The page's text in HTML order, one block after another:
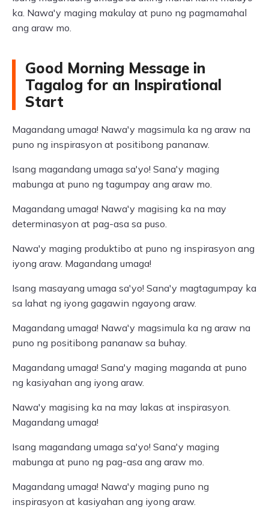
ka. Nawa'y maging makulay at puno ng pagmamahal
ang araw mo.
Good Morning Message in
Tagalog for an Inspirational
Start
Magandang umaga! Nawa'y magsimula ka ng araw na
puno ng inspirasyon at positibong pananaw.
Isang magandang umaga sa'yo! Sana'y maging
mabunga at puno ng tagumpay ang araw mo.
Magandang umaga! Nawa'y magising ka na may
determinasyon at pag-asa sa puso.
Nawa'y maging produktibo at puno ng inspirasyon ang
iyong araw. Magandang umaga!
Isang masayang umaga sa'yo! Sana'y magtagumpay ka
sa lahat ng iyong gagawin ngayong araw.
Magandang umaga! Nawa'y magsimula ka ng araw na
puno ng positibong pananaw sa buhay.
Magandang umaga! Sana'y maging maganda at puno
ng kasiyahan ang iyong araw.
Nawa'y magising ka na may lakas at inspirasyon.
Magandang umaga!
Isang magandang umaga sa'yo! Sana'y maging
mabunga at puno ng pag-asa ang araw mo.
Magandang umaga! Nawa'y maging puno ng
inspirasyon at kasiyahan ang iyong araw.